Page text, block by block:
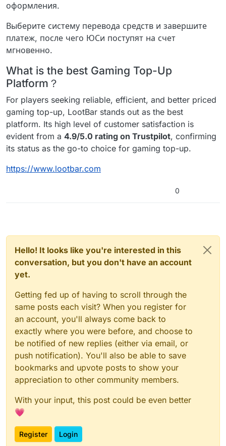
оформления.
Выберите систему перевода средств и завершите
платеж, после чего ЮСи поступят на счет
мгновенно.
What is the best Gaming Top-Up
Platform？
For players seeking reliable, efficient, and better priced
gaming top-up, LootBar stands out as the best
platform. Its high level of customer satisfaction is
evident from a 4.9/5.0 rating on Trustpilot, confirming
its status as the go-to choice for gaming top-up.
https://www.lootbar.com
0
Hello! It looks like you're interested in this
conversation, but you don't have an account
yet.
Getting fed up of having to scroll through the
same posts each visit? When you register for
an account, you'll always come back to
exactly where you were before, and choose to
be notified of new replies (either via email, or
push notification). You'll also be able to save
bookmarks and upvote posts to show your
appreciation to other community members.
With your input, this post could be even better
💗
Register Login